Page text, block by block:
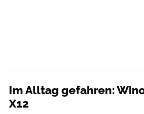
Im Alltag gefahren:
X12